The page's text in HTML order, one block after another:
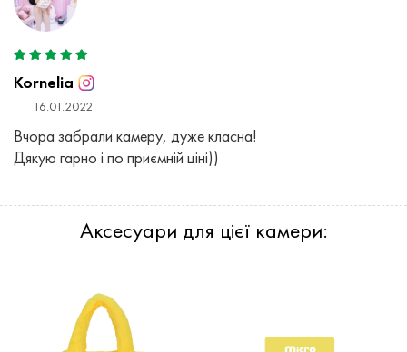
Kornelia
16.01.2022
Вчора забрали камеру, дуже класна!
Дякую гарно і по приємній ціні))
Аксесуари для цієї камери: